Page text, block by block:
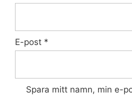
E-post *
Spara mitt namn, min e-